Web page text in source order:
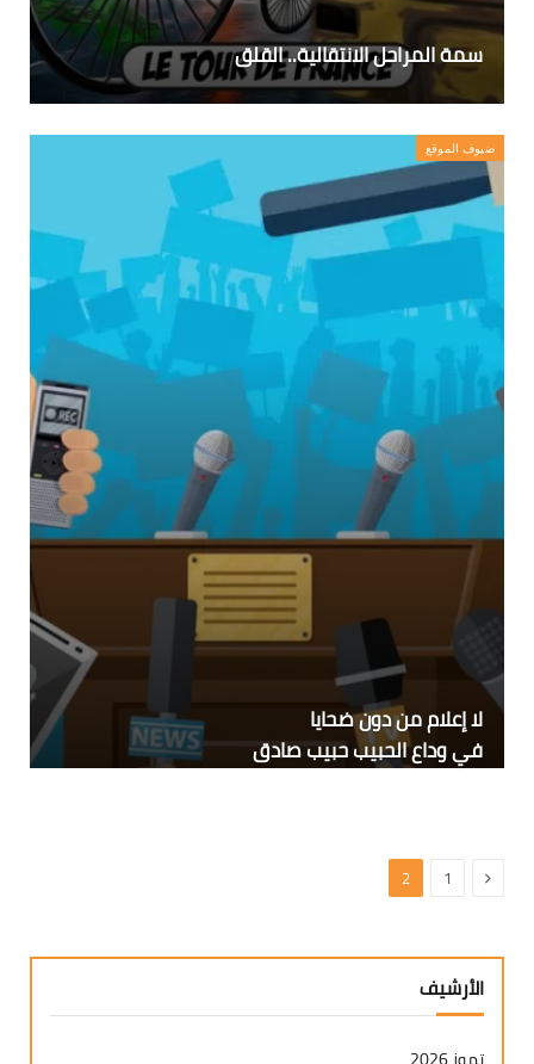
سمة المراحل الانتقالية.. القلق
ضيوف الموقع
لا إعلام من دون ضحايا
في وداع الحبيب حبيب صادق
السابق
1
2
الأرشيف